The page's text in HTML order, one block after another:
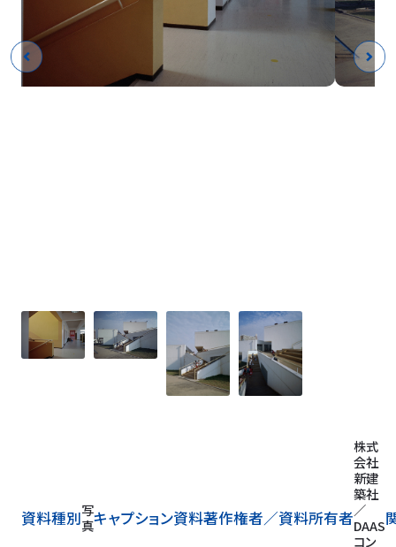
資料種別写
真キャプション資料著作権者／資料所有者
株式
会社
新建
築社
／
DAAS
コン